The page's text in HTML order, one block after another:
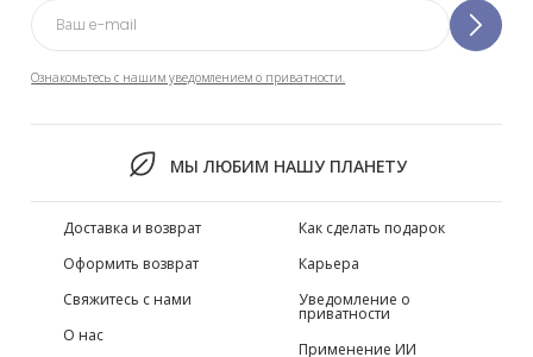
Ознакомьтесь с нашим уведомлением о приватности.
МЫ ЛЮБИМ НАШУ ПЛАНЕТУ
Доставка и возврат
Оформить возврат
Свяжитесь с нами
О нас
Как сделать подарок
Карьера
Уведомление о
приватности
Применение ИИ